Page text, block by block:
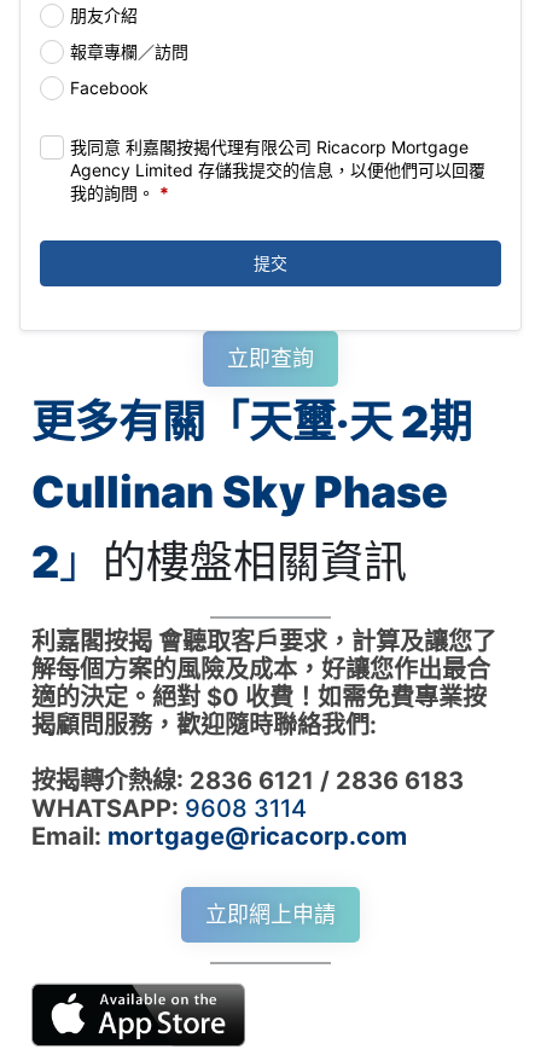
朋友介紹
報章專欄／訪問
Facebook
我同意 利嘉閣按揭代理有限公司 Ricacorp Mortgage
Agency Limited 存儲我提交的信息，以便他們可以回覆
我的詢問。 *
提交
立即查詢
更多有關「天璽‧天 2期
Cullinan Sky Phase
2 」 的樓盤相關資訊
利嘉閣按揭 會聽取客戶要求，計算及讓您了
解每個方案的風險及成本，好讓您作出最合
適的決定。絕對 $0 收費！如需免費專業按
揭顧問服務，歡迎隨時聯絡我們:
按揭轉介熱線: 2836 6121 / 2836 6183
WHATSAPP: 9608 3114
Email: mortgage@ricacorp.com
立即網上申請